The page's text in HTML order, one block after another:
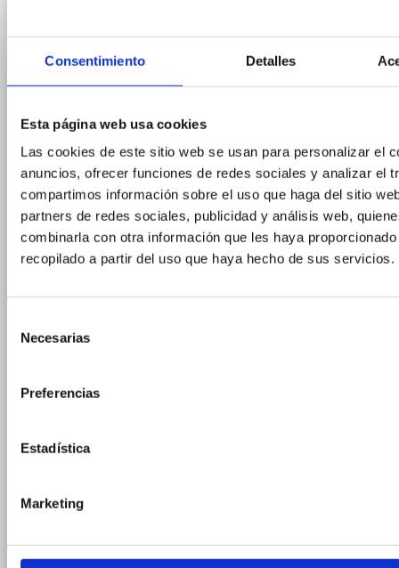
Consentimiento Detalles
Esta página web usa cookies
Las cookies de este sitio web se usan para personalizar el
anuncios, ofrecer funciones de redes sociales y analizar el
compartimos información sobre el uso que haga del sitio
partners de redes sociales, publicidad y análisis web,
combinarla con otra información que les haya
recopilado a partir del uso que haya hecho de sus servicios.
Necesarias
Preferencias
Estadística
Marketing
enfriamiento
De envasado
línea
Termoformadoras
Termoselladoras
Etiquetadoras
Industriales
Alineadores
de
Envases
de
ENVASES
CONSUMIBLES
SECTORES